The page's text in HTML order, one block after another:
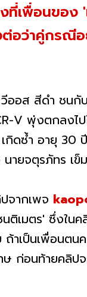
ที่เพื่อนขอ
ต่อว่าคู่กรณี
ออส สีดำ ชนกั
V พุ่งตกลง
ดซ้ำ อายุ 30
ายจตุรภัทร เ
จากเพจ
นติเมตร' ซึ่งใ
ถ้าเป็นเพื่อนต
ษ ก่อนท้ายคลิป